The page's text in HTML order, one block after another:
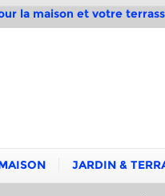
la maison et votre
JARDIN &